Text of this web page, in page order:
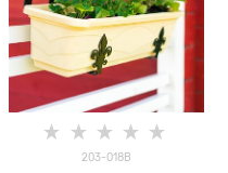
203-018B